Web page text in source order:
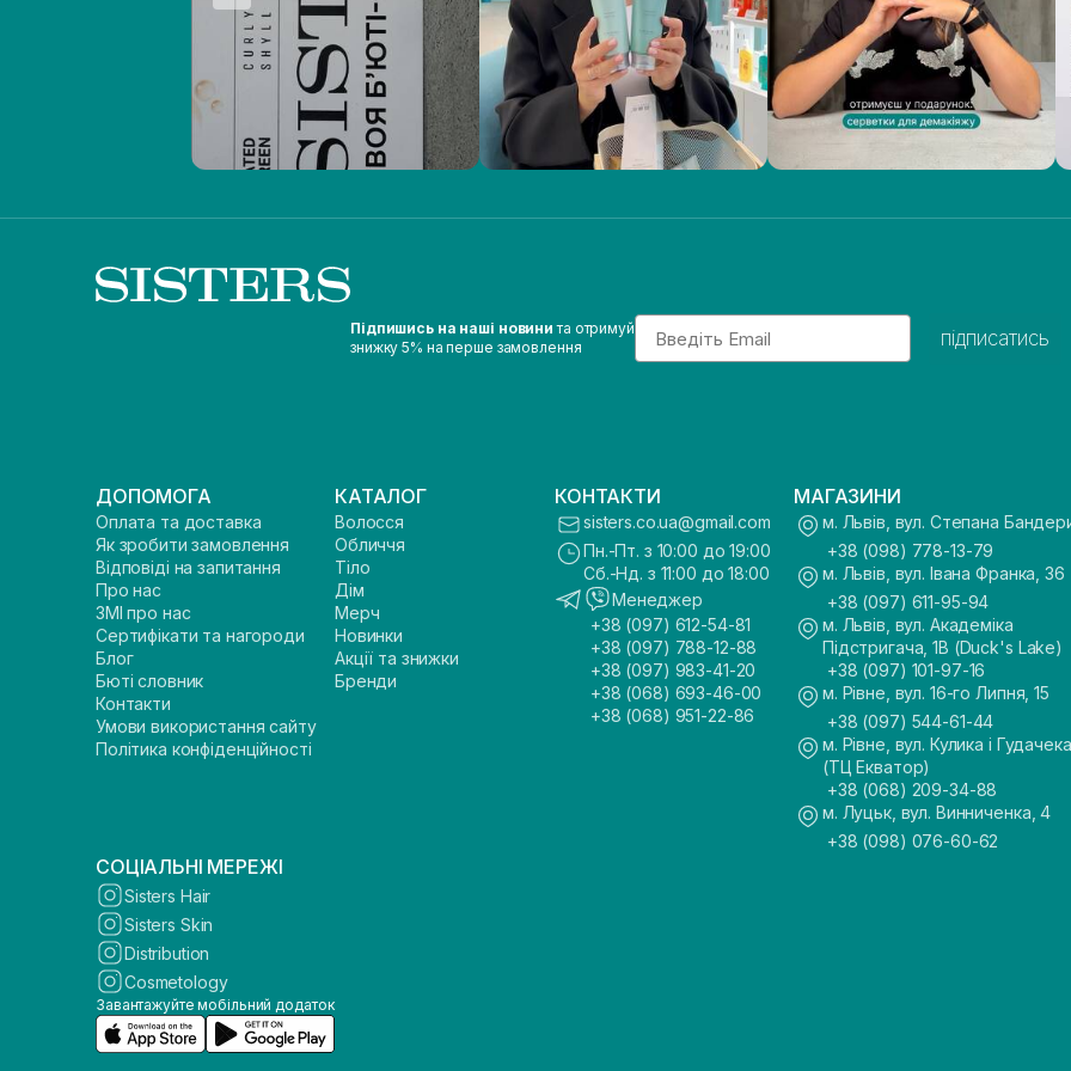
Підпишись на наші новини та отримуй
знижку 5% на перше замовлення
Email
підписатись
ДОПОМОГА
Оплата та доставка
Як зробити замовлення
Відповіді на запитання
Про нас
ЗМІ про нас
Сертифікати та нагороди
Блог
Бюті словник
Контакти
Умови використання сайту
Політика конфіденційності
КАТАЛОГ
Волосся
Обличчя
Тіло
Дім
Мерч
Новинки
Акції та знижки
Бренди
КОНТАКТИ
sisters.co.ua@gmail.com
Пн.-Пт. з 10:00 до 19:00
Сб.-Нд. з 11:00 до 18:00
Менеджер
+38 (097) 612-54-81
+38 (097) 788-12-88
+38 (097) 983-41-20
+38 (068) 693-46-00
+38 (068) 951-22-86
МАГАЗИНИ
м. Львів, вул. Степана
+38 (098) 778-13-79
м. Львів, вул. Івана Франка, 36
+38 (097) 611-95-94
м. Львів, вул. Академіка
Підстригача, 1В (Duck's Lake)
+38 (097) 101-97-16
м. Рівне, вул. 16-го Липня, 15
+38 (097) 544-61-44
м. Рівне, вул. Кулика і
(ТЦ Екватор)
+38 (068) 209-34-88
м. Луцьк, вул. Винниченка, 4
+38 (098) 076-60-62
СОЦІАЛЬНІ МЕРЕЖІ
Sisters Hair
Sisters Skin
Distribution
Cosmetology
Завантажуйте мобільний додаток